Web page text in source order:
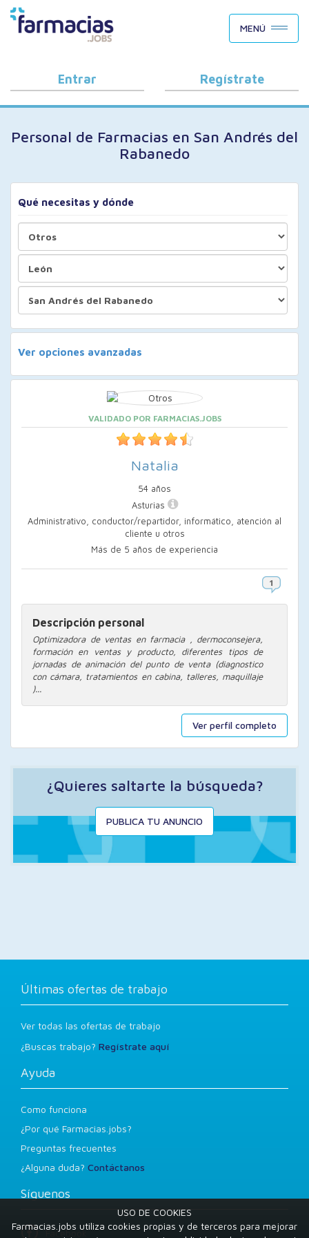
BUSCAR CANDIDATOS
OFERTAS DE EMPLEO
COMO FUNCIONA
PORQUÉ FARMACIAS.JOBS
BLOG
MENÚ
Entrar Regístrate
Personal de Farmacias en San Andrés del
Rabanedo
Qué necesitas y dónde
Ver opciones avanzadas
Ver perfil completo
VALIDADO POR FARMACIAS.JOBS
Natalia
54 años
Asturias
Administrativo, conductor/repartidor, informático, atención al
cliente u otros
Más de 5 años de experiencia
Descripción personal
Optimizadora de ventas en farmacia , dermoconsejera,
formación en ventas y producto, diferentes tipos de
jornadas de animación del punto de venta (diagnostico
con cámara, tratamientos en cabina, talleres, maquillaje
)...
¿Quieres saltarte la búsqueda?
PUBLICA TU ANUNCIO
Últimas ofertas de trabajo
Ver todas las ofertas de trabajo
¿Buscas trabajo? Regístrate aquí
Ayuda
Como funciona
¿Por qué Farmacias.jobs?
Preguntas frecuentes
¿Alguna duda? Contáctanos
Síguenos
Facebook
USO DE COOKIES
Farmacias.jobs utiliza cookies propias y de terceros para mejorar